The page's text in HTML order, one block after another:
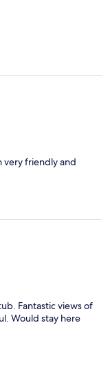
very friendly and
Fantastic views of
Would stay here